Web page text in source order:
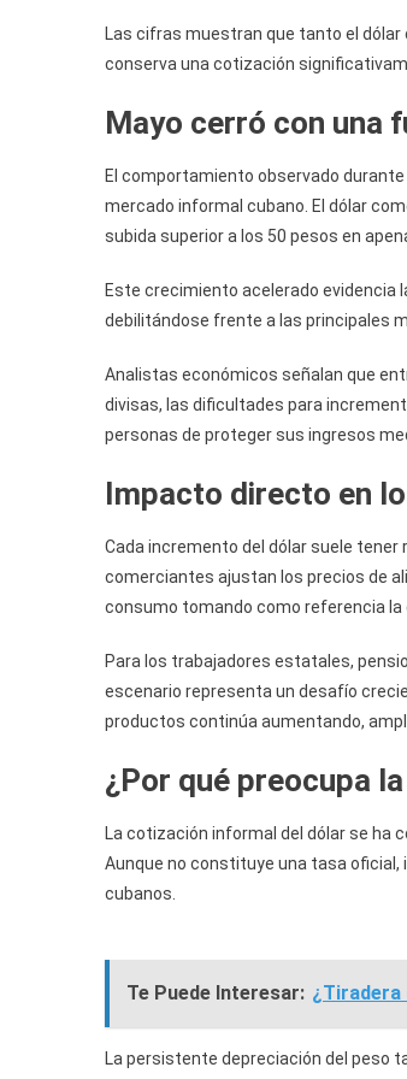
Las cifras muestran que tanto el
conserva una cotización
Mayo cerró con una
El comportamiento observado
mercado informal cubano. El dólar
subida superior a los 50 pesos en
Este crecimiento acelerado evidencia
debilitándose frente a las principales
Analistas económicos señalan que
divisas, las dificultades para
personas de proteger sus ingresos
Impacto directo en
Cada incremento del dólar suele
comerciantes ajustan los precios de
consumo tomando como referencia la
Para los trabajadores estatales,
escenario representa un desafío
productos continúa aumentando,
¿Por qué preocupa
La cotización informal del dólar se ha
Aunque no constituye una tasa
cubanos.
Te Puede Interesar: ¿Tiradera
La persistente depreciación del peso